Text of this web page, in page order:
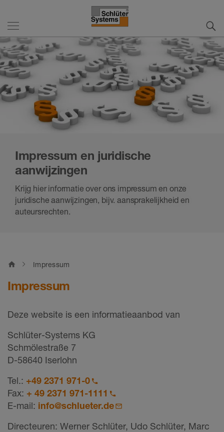
Impressum en juridische
aanwijzingen
Krijg hier informatie over ons impressum en onze
juridische aanwijzingen, bijv. aansprakelijkheid en
auteursrechten.
home Impressum
Impressum
Deze website is een informatieaanbod van
Schlüter-Systems KG
Schmölestraße 7
D-58640 Iserlohn
Tel.: +49 2371 971-0
Fax: + 49 2371 971-1111
E-mail: info@schlueter.de
Directeuren: Werner Schlüter, Udo Schlüter, Marc